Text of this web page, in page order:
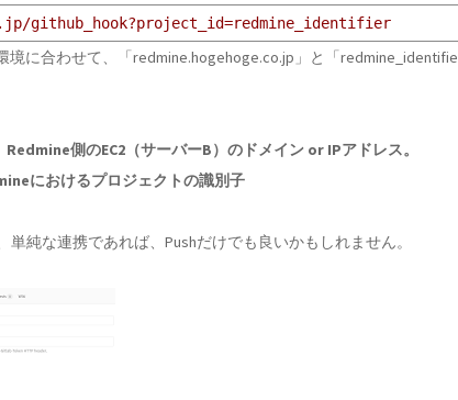
github_hook?project_id=redmine_identifier
に合わせて、「redmine.hogehoge.co.jp」と「redmine_identifie
側のEC2（サーバーB）のドメイン or IPアドレス。
おけるプロジェクトの識別子
純な連携であれば、Pushだけでも良いかもしれません。